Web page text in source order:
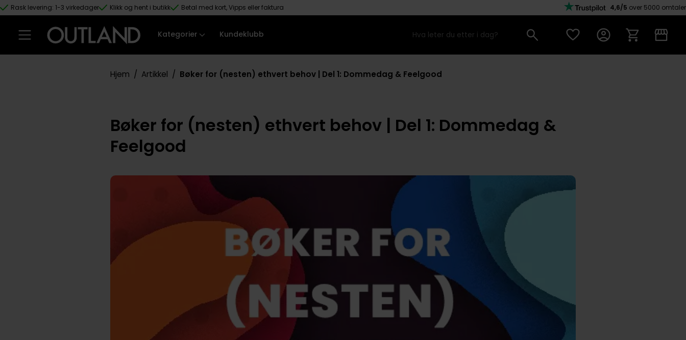
Hopp til hovedinnhold
Rask levering: 1-3 virkedager Klikk og hent i butikk Betal med kort, Vipps eller faktura 4,6/5 over 5000 omtaler
Kategorier Kundeklubb
Hjem / Artikkel / Bøker for (nesten) ethvert behov | Del 1: Dommedag & Feelgood
Bøker for (nesten) ethvert behov | Del 1: Dommedag &
Feelgood